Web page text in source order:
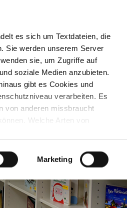
es sich um Textdateien, die
Sie werden unserem Server
sie, um Zugriffe auf
soziale Medien anzubieten.
gibt es Cookies und
verarbeiten. Es
von anderen missbraucht
Welche Arten von
gewünschten Cookies kann
Marketing